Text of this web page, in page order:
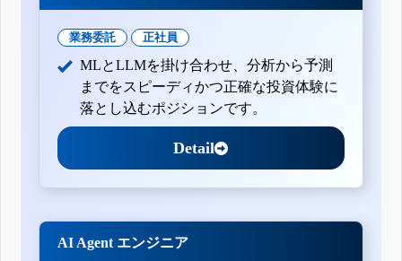
平成28年3月期決算短信〔日本基準〕(連結)
平成28年3月期第3四半期決算短信〔日本基準〕(連結)
平成28年3月期第2四半期決算短信〔日本基準〕(連結)
第2四半期累計期間業績予想との差異及び通期業績予想の修
正に関するお知らせ
業績予想の修正に関するお知らせ
平成28年3月期第1四半期決算短信〔日本基準〕(連結)
平成27年3月期決算短信〔日本基準〕(連結)
業績予想の修正に関するお知らせ
平成27年3月期第1四半期決算短信〔日本基準〕(連結)
平成26年3月期決算短信〔日本基準〕(連結)
業務委託 正社員
MLとLLMを掛け合わせ、分析から予測
までをスピーディかつ正確な投資体験に
落とし込むポジションです。
Detail
AI Agent エンジニア